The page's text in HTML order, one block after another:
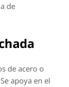
de
de acero o
apoya en el